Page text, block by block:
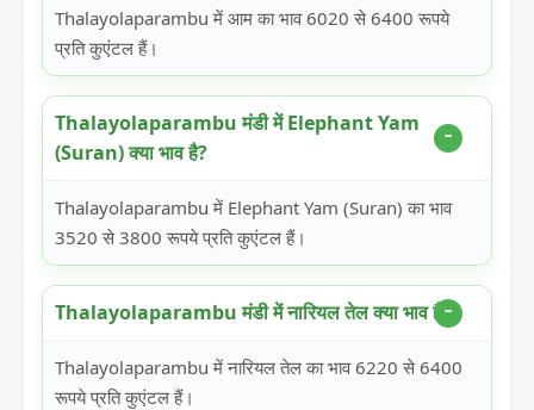
Thalayolaparambu में आम का भाव 6020 से 6400 रूपये
प्रति कुएंटल हैं।
Thalayolaparambu मंडी में Elephant Yam
(Suran) क्या भाव है?
Thalayolaparambu में Elephant Yam (Suran) का भाव
3520 से 3800 रूपये प्रति कुएंटल हैं।
Thalayolaparambu मंडी में नारियल तेल क्या भाव है?
Thalayolaparambu में नारियल तेल का भाव 6220 से 6400
रूपये प्रति कुएंटल हैं।